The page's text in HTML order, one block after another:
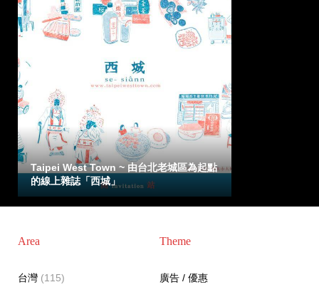
Taipei West Town ~ 由台北老城區為起點
的線上雜誌「西城」
Area
台灣(115)
Theme
廣告 / 優惠